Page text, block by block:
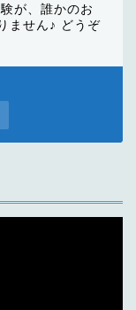
が、誰かのお
ません♪ どうぞ